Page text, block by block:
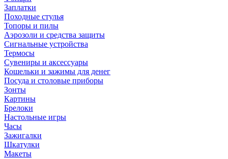
Заплатки
Походные стулья
Топоры и пилы
Аэрозоли и средства защиты
Сигнальные устройства
Термосы
Сувениры и аксессуары
Кошельки и зажимы для денег
Посуда и столовые приборы
Зонты
Картины
Брелоки
Настольные игры
Часы
Зажигалки
Шкатулки
Макеты